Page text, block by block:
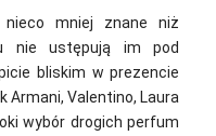
mniej znane niż
nie ustępują im pod
bliskim w prezencie
Armani, Valentino, Laura
wybór drogich perfum